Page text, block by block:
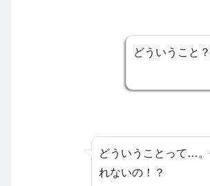
どういうこと？
どういうことって…。
れないの！？